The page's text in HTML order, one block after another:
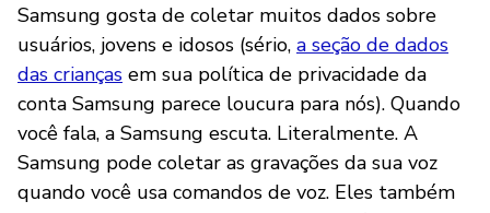
Samsung gosta de coletar muitos dados sobre
usuários, jovens e idosos (sério, a seção de dados
das crianças em sua política de privacidade da
conta Samsung parece loucura para nós). Quando
você fala, a Samsung escuta. Literalmente. A
Samsung pode coletar as gravações da sua voz
quando você usa comandos de voz. Eles também